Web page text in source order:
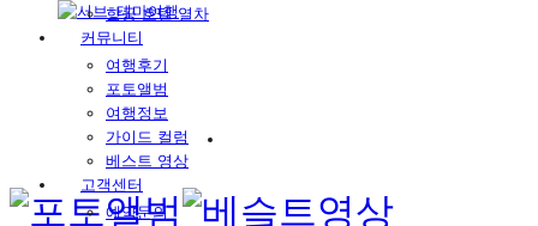
항공.호텔.열차
커뮤니티
여행후기
포토앨범
여행정보
가이드 컬럼
베스트 영상
고객센터
예약문의